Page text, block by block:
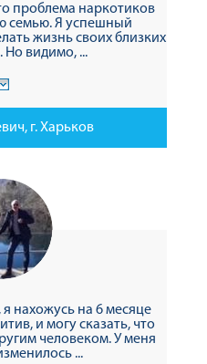
проблема наркотиков
семью. Я успешный
жизнь своих близких
Но видимо, ...
г. Харьков
нахожусь на 6 месяце
и могу сказать, что
человеком. У меня
...